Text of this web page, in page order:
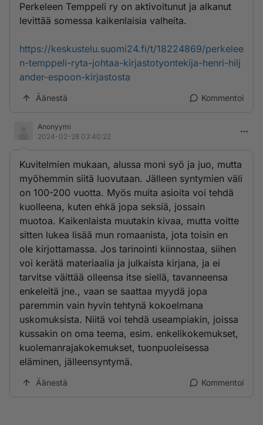
Perkeleen Temppeli ry on aktivoitunut ja alkanut
levittää somessa kaikenlaisia valheita.
https://keskustelu.suomi24.fi/t/18224869/perkelee
n-temppeli-ryta-johtaa-kirjastotyontekija-henri-hilj
ander-espoon-kirjastosta
Äänestä Kommentoi
Anonyymi
2024-02-28 03:40:22
Kuvitelmien mukaan, alussa moni syö ja juo, mutta
myöhemmin siitä luovutaan. Jälleen syntymien väli
on 100-200 vuotta. Myös muita asioita voi tehdä
kuolleena, kuten ehkä jopa seksiä, jossain
muotoa. Kaikenlaista muutakin kivaa, mutta voitte
sitten lukea lisää mun romaanista, jota toisin en
ole kirjottamassa. Jos tarinointi kiinnostaa, siihen
voi kerätä materiaalia ja julkaista kirjana, ja ei
tarvitse väittää olleensa itse siellä, tavanneensa
enkeleitä jne., vaan se saattaa myydä jopa
paremmin vain hyvin tehtynä kokoelmana
uskomuksista. Niitä voi tehdä useampiakin, joissa
kussakin on oma teema, esim. enkelikokemukset,
kuolemanrajakokemukset, tuonpuoleisessa
eläminen, jälleensyntymä.
Äänestä Kommentoi